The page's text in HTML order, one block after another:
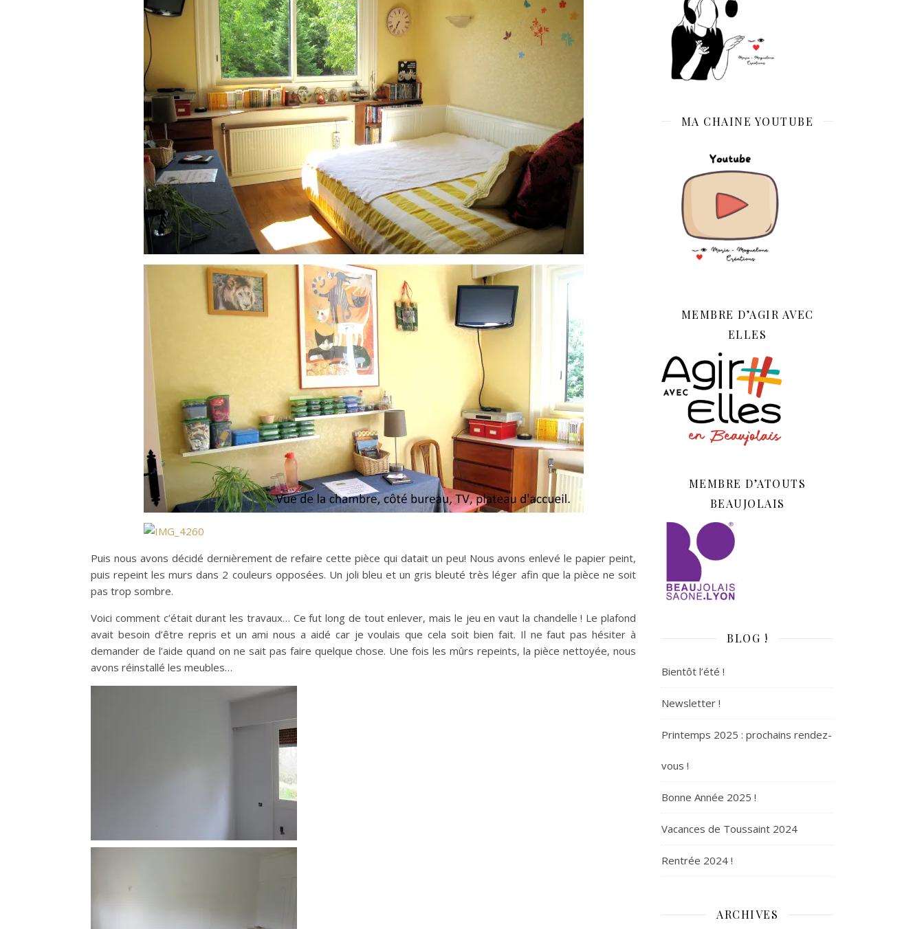
Puis nous avons décidé dernièrement de refaire cette pièce qui datait un peu! Nous avons enlevé le papier peint,
puis repeint les murs dans 2 couleurs opposées. Un joli bleu et un gris bleuté très léger afin que la pièce ne soit
pas trop sombre.
Voici comment c’était durant les travaux… Ce fut long de tout enlever, mais le jeu en vaut la chandelle ! Le plafond
avait besoin d’être repris et un ami nous a aidé car je voulais que cela soit bien fait. Il ne faut pas hésiter à
demander de l’aide quand on ne sait pas faire quelque chose. Une fois les mûrs repeints, la pièce nettoyée, nous
avons réinstallé les meubles…
MA CHAINE YOUTUBE
MEMBRE D’AGIR AVEC
ELLES
MEMBRE D’ATOUTS
BEAUJOLAIS
BLOG !
Bientôt l’été !
Newsletter !
Printemps 2025 : prochains rendez-
vous !
Bonne Année 2025 !
Vacances de Toussaint 2024
Rentrée 2024 !
ARCHIVES